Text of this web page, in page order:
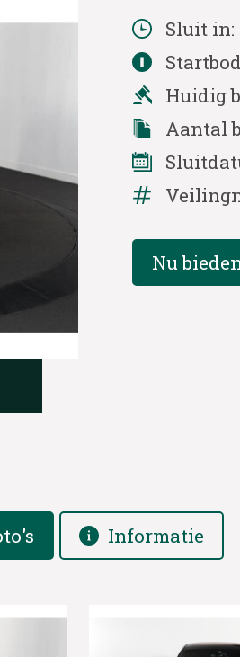
Sluit in:
Huidig
Aantal
Nu
Informatie